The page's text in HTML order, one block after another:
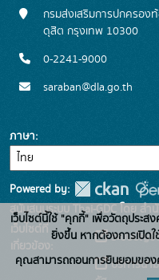
กรมส่งเสริมการปกครอง
ดุสิต กรุงเทพ 10300
0-2241-9000
saraban@dla.go.th
ภาษา
Powered by:
สนับสนุนระบบ Thai-GDC โดย ส
เว็บไซต์ที่
เกี่ยวข้อง:
ระบบบัญชี
บริการนา
เว็บไซต์นี้ใช้ "คุกกี้" เพื่อวัตถุประ
ยิ่งขึ้น หากต้องการเปิด
คุณสามารถถอนการยินยอมขอ